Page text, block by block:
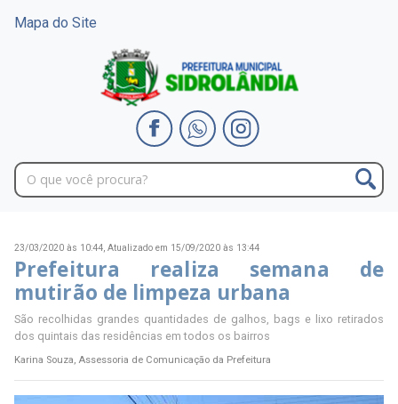
Mapa do Site
23/03/2020 às 10:44, Atualizado em 15/09/2020 às 13:44
Prefeitura realiza semana de
mutirão de limpeza urbana
São recolhidas grandes quantidades de galhos, bags e lixo retirados
dos quintais das residências em todos os bairros
Karina Souza, Assessoria de Comunicação da Prefeitura